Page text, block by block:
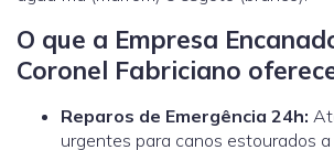
O que a Empresa
Coronel Fabriciano
Reparos de Emergência 24h:
urgentes para canos estourados